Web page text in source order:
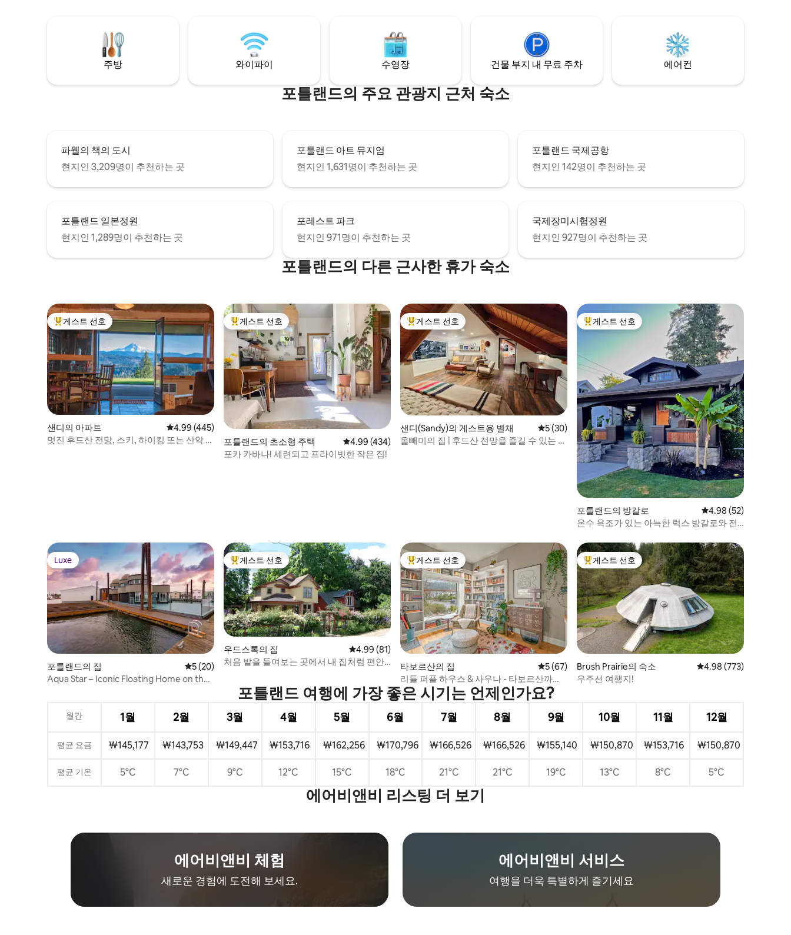
트만 이용 가능 🍽️ 부티크 상점, 최고급 레스
토랑, 가로수길에서 몇 걸음 거리에 있습니
있는 짧은 하이킹 코스이므로 적절한 신발
을 신으세요. 때로는 약간 미끄러울 수 있습
휴양지에서 포틀랜드 최고의 식사와 예술
풍경을 즐기세요.
주방 와이파이 수영장 건물 부지 내 무료 주차 에어컨
포틀랜드의 주요 관광지 근처 숙소
파웰의 책의 도시
현지인 3,209명이 추천하는 곳
포틀랜드 아트 뮤지엄
현지인 1,631명이 추천하는 곳
포틀랜드 국제공항
현지인 142명이 추천하는 곳
포틀랜드 일본정원
현지인 1,289명이 추천하는 곳
포레스트 파크
현지인 971명이 추천하는 곳
국제장미시험정원
현지인 927명이 추천하는 곳
포틀랜드의 다른 근사한 휴가 숙소
상위 게스트 선호
게스트 선호
샌디의 아파트 평점 4.99점(5점 만점), 후기 445개
4.99 (445)
멋진 후드산 전망, 스키, 하이킹 또는 산악 자
상위 게스트 선호
게스트 선호
포틀랜드의 초소형 주택 평점 4.99점(5점 만점), 후기 434개
4.99 (434)
포카 카바나! 세련되고 프라이빗한 작은 집!
상위 게스트 선호
게스트 선호
샌디(Sandy)의 게스트용 별채 평점 5점(5점 만점), 후기 30개
5 (30)
올빼미의 집 | 후드산 전망을 즐길 수 있는 리
상위 게스트 선호
게스트 선호
포틀랜드의 방갈로 평점 4.98점(5점 만점),
4.98 (52)
온수 욕조가 있는 아늑한 럭스 방갈로와 전
Luxe
Luxe
포틀랜드의 집 평점 5점(5점 만점), 후기 20개
5 (20)
Aqua Star – Iconic Floating Home on the
상위 게스트 선호
게스트 선호
우드스톡의 집 평점 4.99점(5점 만점), 후기 81개
4.99 (81)
처음 발을 들여보는 곳에서 내 집처럼 편안
상위 게스트 선호
게스트 선호
타보르산의 집 평점 5점(5점 만점), 후기 67개
5 (67)
리틀 퍼플 하우스 & 사우나 - 타보르산까지
도보 거리
상위 게스트 선호
게스트 선호
Brush Prairie의 숙소 평점 4.98점(5점 만점),
4.98 (773)
우주선 여행지!
포틀랜드 여행에 가장 좋은 시기는 언제인가요?
월간 1월 2월 3월 4월 5월 6월 7월 8월 9월 10월 11월 12월
평균 요금 ₩145,177 ₩143,753 ₩149,447 ₩153,716 ₩162,256 ₩170,796 ₩166,526 ₩166,526 ₩155,140 ₩150,870 ₩153,716 ₩150,870
평균 기온 5°C 7°C 9°C 12°C 15°C 18°C 21°C 21°C 19°C 13°C 8°C 5°C
에어비앤비 리스팅 더 보기
에어비앤비 체험
새로운 경험에 도전해 보세요.
에어비앤비 서비스
여행을 더욱 특별하게 즐기세요